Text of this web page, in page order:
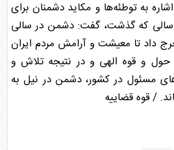
به توطئه‌ها و مکاید دشمنان برای
که گذشت، گفت: دشمن در سالی
داد تا معیشت و آرامش مردم ایران
حول و قوه الهی و در نتیجه تلاش و
مسئول در کشور، دشمن در نیل به
/قوه قضاییه